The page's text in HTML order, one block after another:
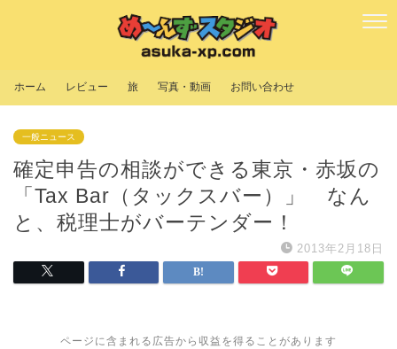
ホーム レビュー 旅 写真・動画 お問い合わせ
一般ニュース
確定申告の相談ができる東京・赤坂の
「Tax Bar（タックスバー）」 なん
と、税理士がバーテンダー！
2013年2月18日
ページに含まれる広告から収益を得ることがあります